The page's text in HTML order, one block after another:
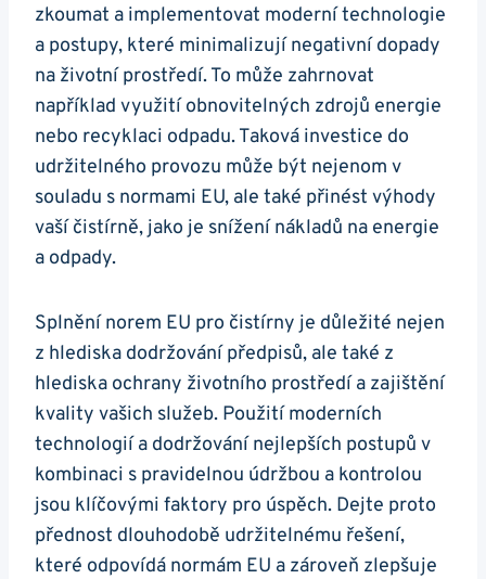
zkoumat a implementovat moderní technologie
a postupy, které minimalizují negativní dopady
na životní prostředí. To může zahrnovat
například využití obnovitelných zdrojů energie
nebo recyklaci odpadu. Taková investice do
udržitelného provozu může být nejenom v
souladu s normami EU, ale také přinést výhody
vaší čistírně, jako je snížení nákladů na energie
a odpady.
Splnění norem EU pro čistírny je důležité nejen
z hlediska dodržování předpisů, ale také z
hlediska ochrany životního prostředí a zajištění
kvality vašich služeb. Použití moderních
technologií a dodržování nejlepších postupů v
kombinaci s pravidelnou údržbou a kontrolou
jsou klíčovými faktory pro úspěch. Dejte proto
přednost dlouhodobě udržitelnému řešení,
které odpovídá normám EU a zároveň zlepšuje